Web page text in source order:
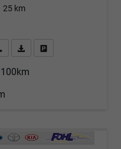
25 km
Angebot anfordern
Fahrzeugexpose (PDF)